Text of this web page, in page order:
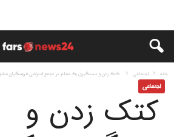
خانه اجتماعی کتک زدن و دستگیری یک معلم در تجمع اعتراضی فرهنگیان
اجتماعی
کتک زدن و